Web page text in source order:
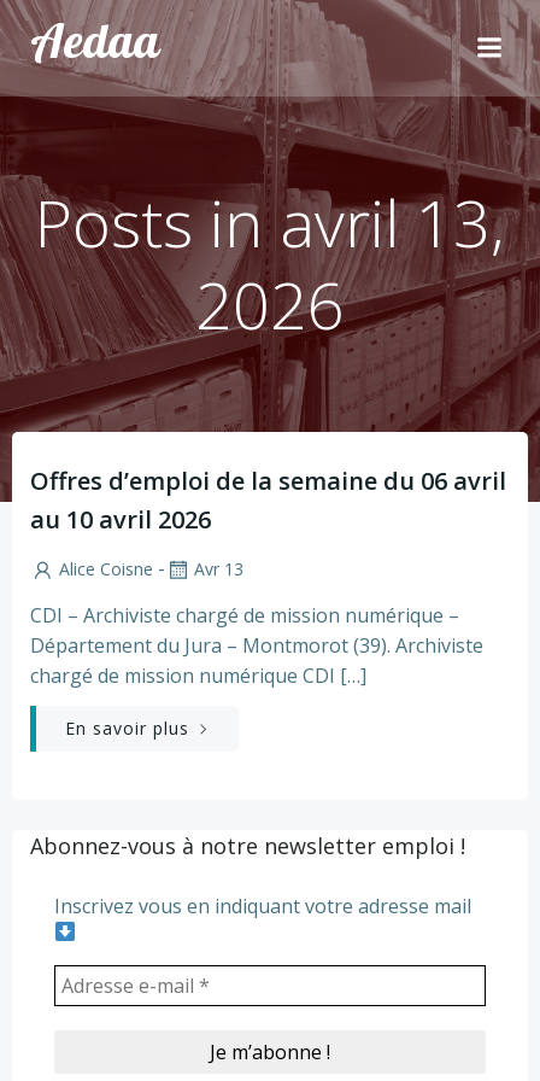
Aller
au
contenu
Aedaa
Posts in avril 13,
2026
Offres d’emploi de la semaine du 06 avril
au 10 avril 2026
Alice Coisne - Avr 13
CDI – Archiviste chargé de mission numérique –
Département du Jura – Montmorot (39). Archiviste
chargé de mission numérique CDI […]
En savoir plus
Abonnez-vous à notre newsletter emploi !
Inscrivez vous en indiquant votre adresse mail